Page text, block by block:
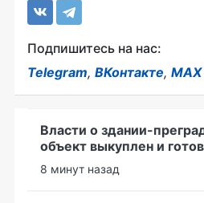
Подпишитесь на нас:
Telegram, ВКонтакте, MAX
Власти о здании-
объект выкуплен и
8 минут назад